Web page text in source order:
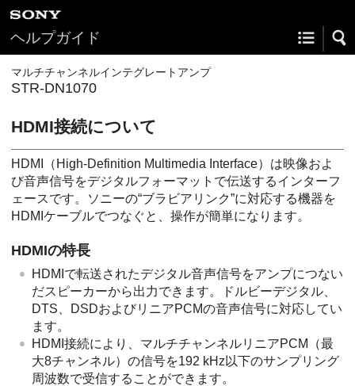
ヘルプガイド
マルチチャンネルインテグレートアンプ
STR-DN1070
HDMI接続について
HDMI（High-Definition Multimedia Interface）は映像およ
び音声信号をデジタルフォーマットで伝送するインターフ
ェースです。ソニーの“ブラビアリンク”に対応する機器を
HDMIケーブルでつなぐと、操作が簡単になります。
HDMIの特長
HDMIで転送されたデジタル音声信号をアンプにつない
だスピーカーから出力できます。ドルビーデジタル、
DTS、DSDおよびリニアPCMの音声信号に対応してい
ます。
HDMI接続により、マルチチャンネルリニアPCM（最
大8チャンネル）の信号を192 kHz以下のサンプリング
周波数で受信することができます。